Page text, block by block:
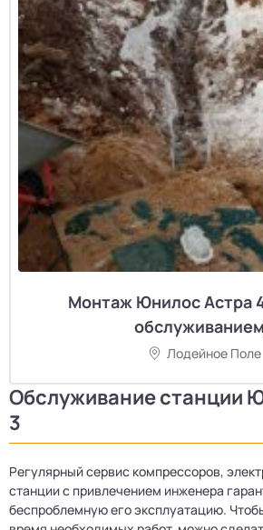
Монтаж Юнилос Астра
Лодейное Поле
Обслуживание станции
3
Регулярный сервис компрессоров,
станции с привлечением инженера
беспроблемную его эксплуатацию.